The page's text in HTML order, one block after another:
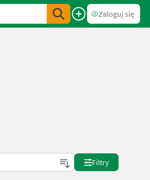
Zaloguj się
Filtry